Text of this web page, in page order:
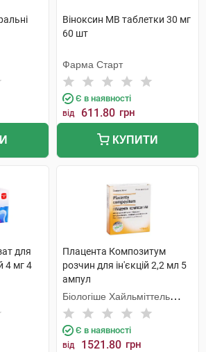
Віноксин МВ таблетки 30 мг
60 шт
Фарма Старт
Є в наявності
від 611.80 грн
КУПИТИ
для
4 мг 4
Плацента Композитум
розчин для ін'єкцій 2,2 мл 5
ампул
Біологіше Хайльміттель
Хеель
Є в наявності
від 1521.80 грн